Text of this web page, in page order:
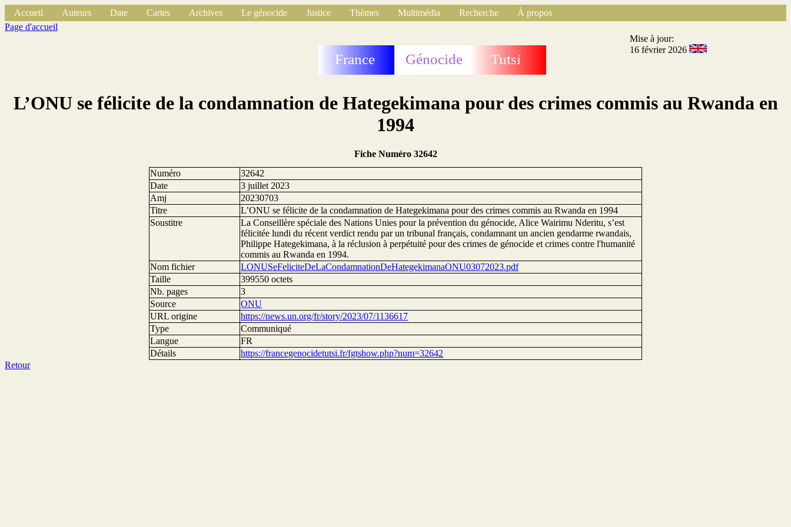
Accueil Auteurs Date Cartes Archives Le génocide Justice Thèmes Multimédia Recherche
À propos
Page d'accueil
France Génocide Tutsi
Mise à jour:
16 février 2026
L’ONU se félicite de la condamnation de Hategekimana pour des crimes commis au Rwanda en
1994
Fiche Numéro 32642
Numéro
32642
Date
3 juillet 2023
Amj
20230703
Titre
L’ONU se félicite de la condamnation de Hategekimana pour des crimes commis au Rwanda en 1994
Soustitre
La Conseillère spéciale des Nations Unies pour la prévention du génocide, Alice Wairimu Nderitu, s’est
félicitée lundi du récent verdict rendu par un tribunal français, condamnant un ancien gendarme rwandais,
Philippe Hategekimana, à la réclusion à perpétuité pour des crimes de génocide et crimes contre l'humanité
commis au Rwanda en 1994.
Nom fichier
LONUSeFeliciteDeLaCondamnationDeHategekimanaONU03072023.pdf
Taille
399550 octets
Nb. pages
3
Source
ONU
URL origine
https://news.un.org/fr/story/2023/07/1136617
Type
Communiqué
Langue
FR
Détails
https://francegenocidetutsi.fr/fgtshow.php?num=32642
Retour